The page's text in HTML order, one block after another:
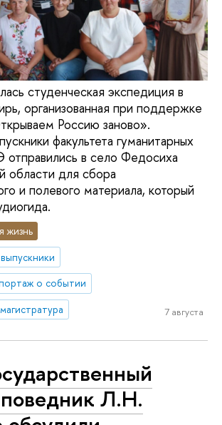
студенческая экспедиция в
организованная при поддержке
Россию заново».
факультета гуманитарных
в село Федосиха
области для сбора
и полевого материала, который
жизнь
выпускники
о событии
магистратура 7 августа
Л.Н.